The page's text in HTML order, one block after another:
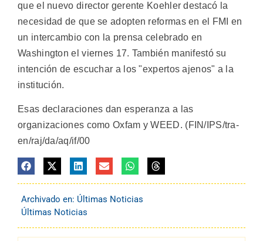
que el nuevo director gerente Koehler destacó la
necesidad de que se adopten reformas en el FMI en
un intercambio con la prensa celebrado en
Washington el viernes 17. También manifestó su
intención de escuchar a los "expertos ajenos" a la
institución.
Esas declaraciones dan esperanza a las
organizaciones como Oxfam y WEED. (FIN/IPS/tra-
en/raj/da/aq/if/00
Archivado en: Últimas Noticias
Últimas Noticias